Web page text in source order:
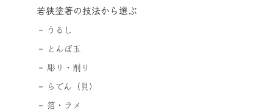
若狭塗箸の技法から選ぶ
うるし
とんぼ玉
彫り・削り
らでん（貝）
箔・ラメ